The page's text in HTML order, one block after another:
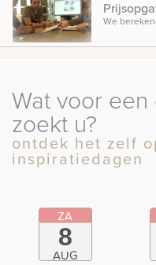
Wat voor
zoekt u?
ontdek het zelf
inspiratiedagen
ZA
8
AUG